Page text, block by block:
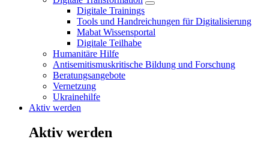
Untermenü
öffnen/schließen
Digitale Trainings
Tools und Handreichungen für Digitalisierung
Mabat Wissensportal
Digitale Teilhabe
Humanitäre Hilfe
Antisemitismuskritische Bildung und Forschung
Beratungsangebote
Vernetzung
Ukrainehilfe
Aktiv werden
Aktiv werden